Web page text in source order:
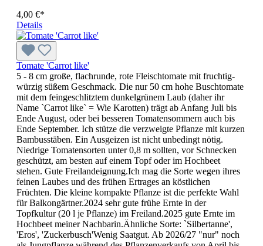
4,00 €*
Details
Tomate 'Carrot like'
5 - 8 cm große, flachrunde, rote Fleischtomate mit fruchtig-
würzig süßem Geschmack. Die nur 50 cm hohe Buschtomate
mit dem feingeschlitz­tem dunkelgrünem Laub (daher ihr
Name `Carrot like` = Wie Karotten) trägt ab Anfang Juli bis
Ende August, oder bei besseren Tomatensommern auch bis
Ende September. Ich stütze die verzweigte Pflanze mit kurzen
Bambusstäben. Ein Ausgeizen ist nicht unbedingt nötig.
Niedrige Toma­tensorten unter 0,8 m sollten, vor Schnecken
geschützt, am besten auf einem Topf oder im Hochbeet
stehen. Gute Freilandeignung.Ich mag die Sorte wegen ihres
feinen Laubes und des frühen Ertrages an köstlichen
Früchten. Die kleine kompakte Pflanze ist die perfekte Wahl
für Balkongärtner.2024 sehr gute frühe Ernte in der
Topfkultur (20 l je Pflanze) im Freiland.2025 gute Ernte im
Hochbeet meiner Nachbarin.Ähnliche Sorte: `Silbertanne',
'Eros', 'Zuckerbusch'Wenig Saatgut. Ab 2026/27 "nur" noch